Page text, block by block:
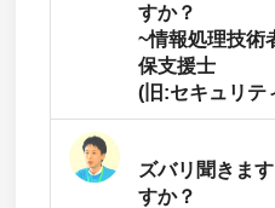
すか？
~情報処理技術
保支援士
(旧:セキュリテ
ズバリ聞きま
すか？